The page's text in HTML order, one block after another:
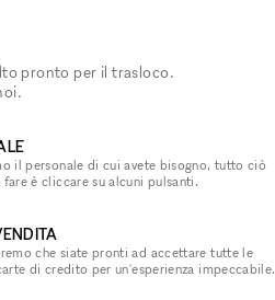
pronto per il trasloco.
il personale di cui avete bisogno, tutto ciò
fare è cliccare su alcuni pulsanti.
che siate pronti ad accettare tutte le
di credito per un'esperienza impeccabile.